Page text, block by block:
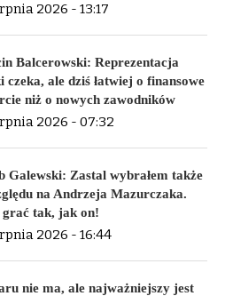
2026 - 13:17
Balcerowski: Reprezentacja
czeka, ale dziś łatwiej o finansowe
niż o nowych zawodników
2026 - 07:32
Galewski: Zastal wybrałem także
na Andrzeja Mazurczaka.
grać tak, jak on!
2026 - 16:44
nie ma, ale najważniejszy jest